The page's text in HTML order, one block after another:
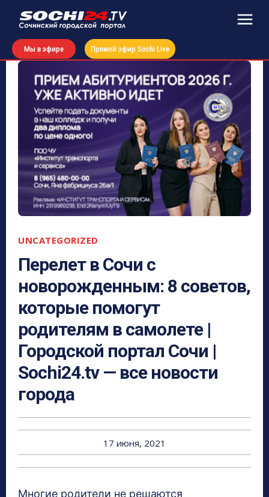
Мы в эфире Прямой эфир Sochi Live
UNCATEGORIZED
Перелет в Сочи с
новорожденным: 8 советов,
которые помогут
родителям в самолете |
Городской портал Сочи |
Sochi24.tv — все новости
города
17 июня, 2021
Многие родители не решаются